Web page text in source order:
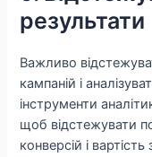
результати
Важливо
кампаній і
інструменти
щоб відстежувати
конверсій і